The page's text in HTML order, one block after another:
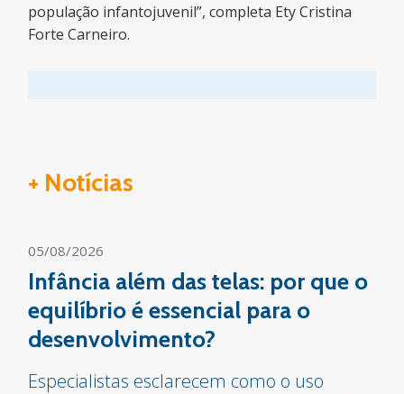
população infantojuvenil”, completa Ety Cristina
Forte Carneiro.
+ Notícias
05/08/2026
Infância além das telas: por que o
equilíbrio é essencial para o
desenvolvimento?
Especialistas esclarecem como o uso